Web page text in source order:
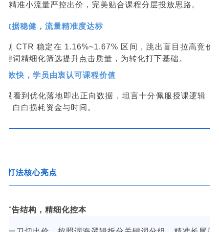
精准小流量严控出价，完美贴合课程分层投放思路。
数据稳健，流量精准度达标
划 CTR 稳定在 1.16%~1.67% 区间，跳出盲目拉高竞价
键词精细化筛选提升点击质量，为转化打下基础。
效快，学员由衷认可课程价值
眼看到优化落地即出正向数据，坦言十分佩服授课逻辑，
、白白损耗资金与时间。
打法核心亮点
广告结构，精细化控本